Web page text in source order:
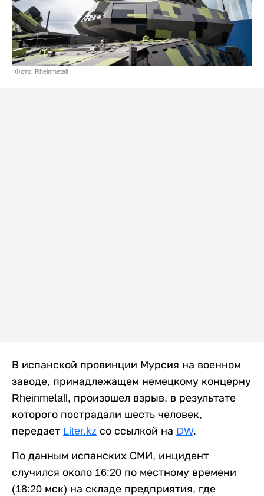
Фото: Rheinmetall
В испанской провинции Мурсия на военном
заводе, принадлежащем немецкому концерну
Rheinmetall, произошел взрыв, в результате
которого пострадали шесть человек,
передает Liter.kz со ссылкой на DW.
По данным испанских СМИ, инцидент
случился около 16:20 по местному времени
(18:20 мск) на складе предприятия, где